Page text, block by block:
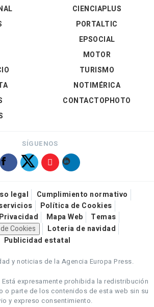
CIENCIAPLUS
PORTALTIC
EPSOCIAL
MOTOR
TURISMO
NOTIMÉRICA
CONTACTOPHOTO
SÍGUENOS
legal
Cumplimiento normativo
Política de Cookies
Mapa Web
Temas
Cookies
Loteria de navidad
Publicidad estatal
y noticias de la Agencia Europa Press.
Está expresamente prohibida la redistribución
o parte de los contenidos de esta web sin su
y expreso consentimiento.